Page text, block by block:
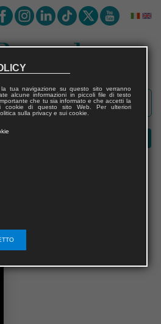
tua navigazione su questo sito verranno
alcune informazioni in piccoli file di testo
che tu sia informato e che accetti la
cookie di questo sito Web. Per ulteriori
sulla privacy e sui cookie.